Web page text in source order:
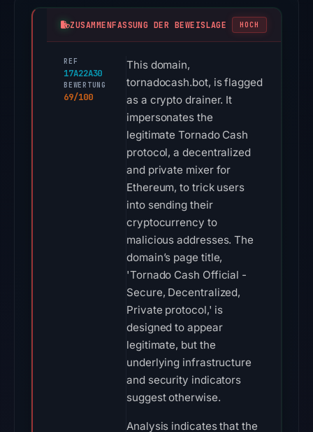
ZUSAMMENFASSUNG DER BEWEISLAGE HOCH
REF
17A22A30
BEWERTUNG
69/100
This domain,
tornadocash.bot, is flagged
as a crypto drainer. It
impersonates the
legitimate Tornado Cash
protocol, a decentralized
and private mixer for
Ethereum, to trick users
into sending their
cryptocurrency to
malicious addresses. The
domain’s page title,
'Tornado Cash Official -
Secure, Decentralized,
Private protocol,' is
designed to appear
legitimate, but the
underlying infrastructure
and security indicators
suggest otherwise.
Analysis indicates that the